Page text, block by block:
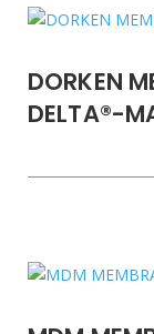
DORKEN
DELTA®-